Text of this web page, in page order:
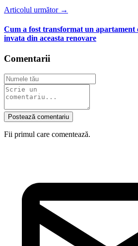
Articolul următor →
Cum a fost transformat un apartament
invata din aceasta renovare
Comentarii
Postează comentariu
Fii primul care comentează.